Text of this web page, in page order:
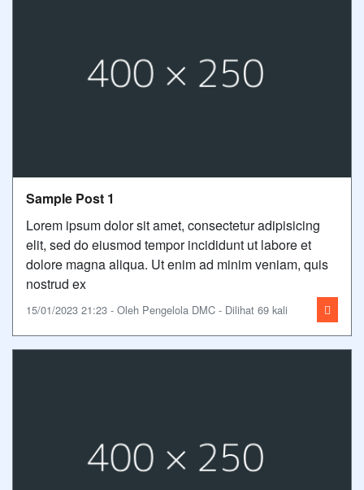
Sample Post 1
Lorem ipsum dolor sit amet, consectetur adipisicing
elit, sed do eiusmod tempor incididunt ut labore et
dolore magna aliqua. Ut enim ad minim veniam, quis
nostrud ex
15/01/2023 21:23 - Oleh Pengelola DMC - Dilihat 69 kali